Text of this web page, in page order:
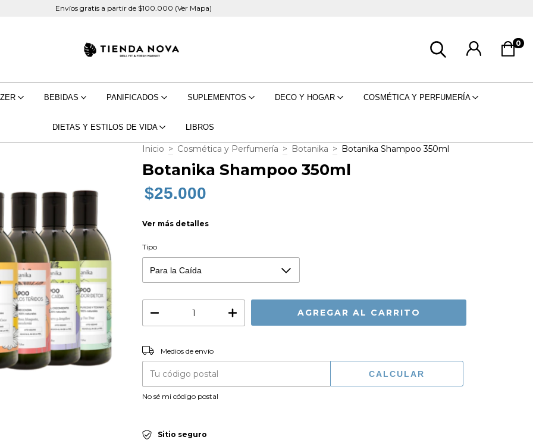
Envíos gratis a partir de $100.000 (Ver Mapa)
0
BEBIDAS PANIFICADOS SUPLEMENTOS DECO Y HOGAR COSMÉTICA Y PERFUMERÍA
DIETAS Y ESTILOS DE VIDA LIBROS
Inicio > Cosmética y Perfumería > Botanika > Botanika Shampoo 350ml
Botanika Shampoo 350ml
$25.000
Ver más detalles
Tipo
Entregas para el CP:
Medios de envío
CALCULAR
No sé mi código postal
Sitio seguro